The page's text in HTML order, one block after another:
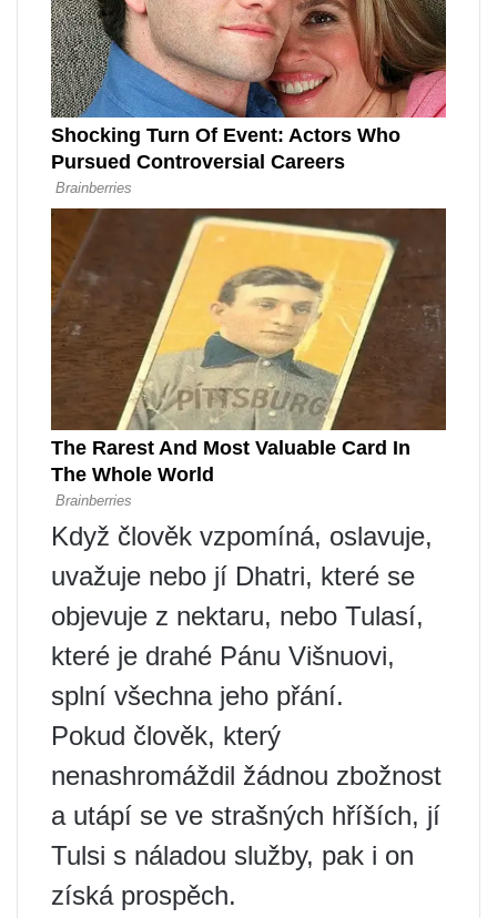
Když člověk vzpomíná, oslavuje,
uvažuje nebo jí Dhatri, které se
objevuje z nektaru, nebo Tulasí,
které je drahé Pánu Višnuovi,
splní všechna jeho přání.
Pokud člověk, který
nenashromáždil žádnou zbožnost
a utápí se ve strašných hříších, jí
Tulsi s náladou služby, pak i on
získá prospěch.